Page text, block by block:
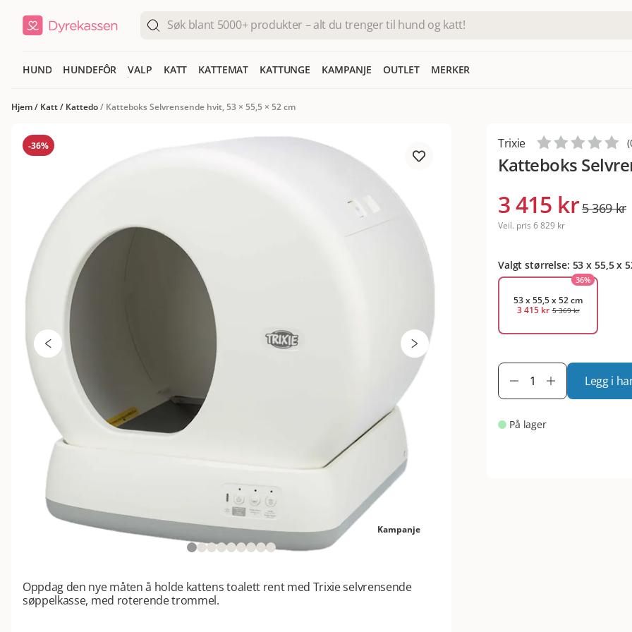
HUND HUNDEFÔR VALP KATT KATTEMAT KATTUNGE KAMPANJE OUTLET MERKER
Hjem/ Katt/ Kattedo/ Katteboks Selvrensende hvit, 53 × 55,5 × 52 cm
-36%
Kampanje
Oppdag den nye måten å holde kattens toalett rent med Trixie selvrensende
søppelkasse, med roterende trommel.
Trixie
Katteboks
(
3 415 kr5 369 kr
Veil. pris 6 829 kr
Valgt størrelse: 53 x 55,5 x
36%
53 x 55,5 x 52 cm
3 415 kr 5 369 kr
Legg i
På lager